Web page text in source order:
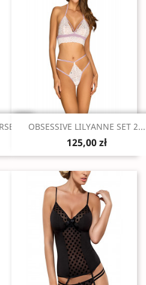
Szybki podgląd
OBSESSIVE LILYANNE SET 2...
125,00 zł